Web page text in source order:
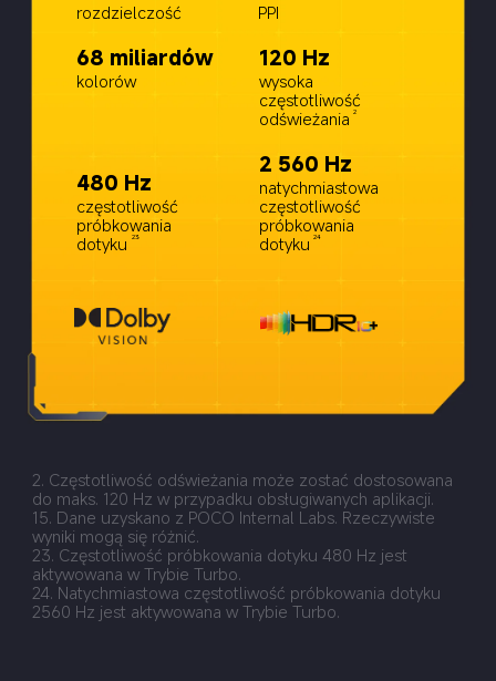
rozdzielczość PPI
68 miliardów
kolorów
120 Hz
wysoka
częstotliwość
odświeżania 2
480 Hz
częstotliwość
próbkowania
dotyku
23
2 560 Hz
natychmiastowa
częstotliwość
próbkowania
dotyku 24
2. Częstotliwość odświeżania może zostać dostosowana
do maks. 120 Hz w przypadku obsługiwanych aplikacji.
15. Dane uzyskano z POCO Internal Labs. Rzeczywiste
wyniki mogą się różnić.
23. Częstotliwość próbkowania dotyku 480 Hz jest
aktywowana w Trybie Turbo.
24. Natychmiastowa częstotliwość próbkowania dotyku
2560 Hz jest aktywowana w Trybie Turbo.